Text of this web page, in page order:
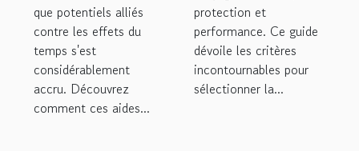
que potentiels alliés
contre les effets du
temps s'est
considérablement
accru. Découvrez
comment ces aides...
protection et
performance. Ce guide
dévoile les critères
incontournables pour
sélectionner la...